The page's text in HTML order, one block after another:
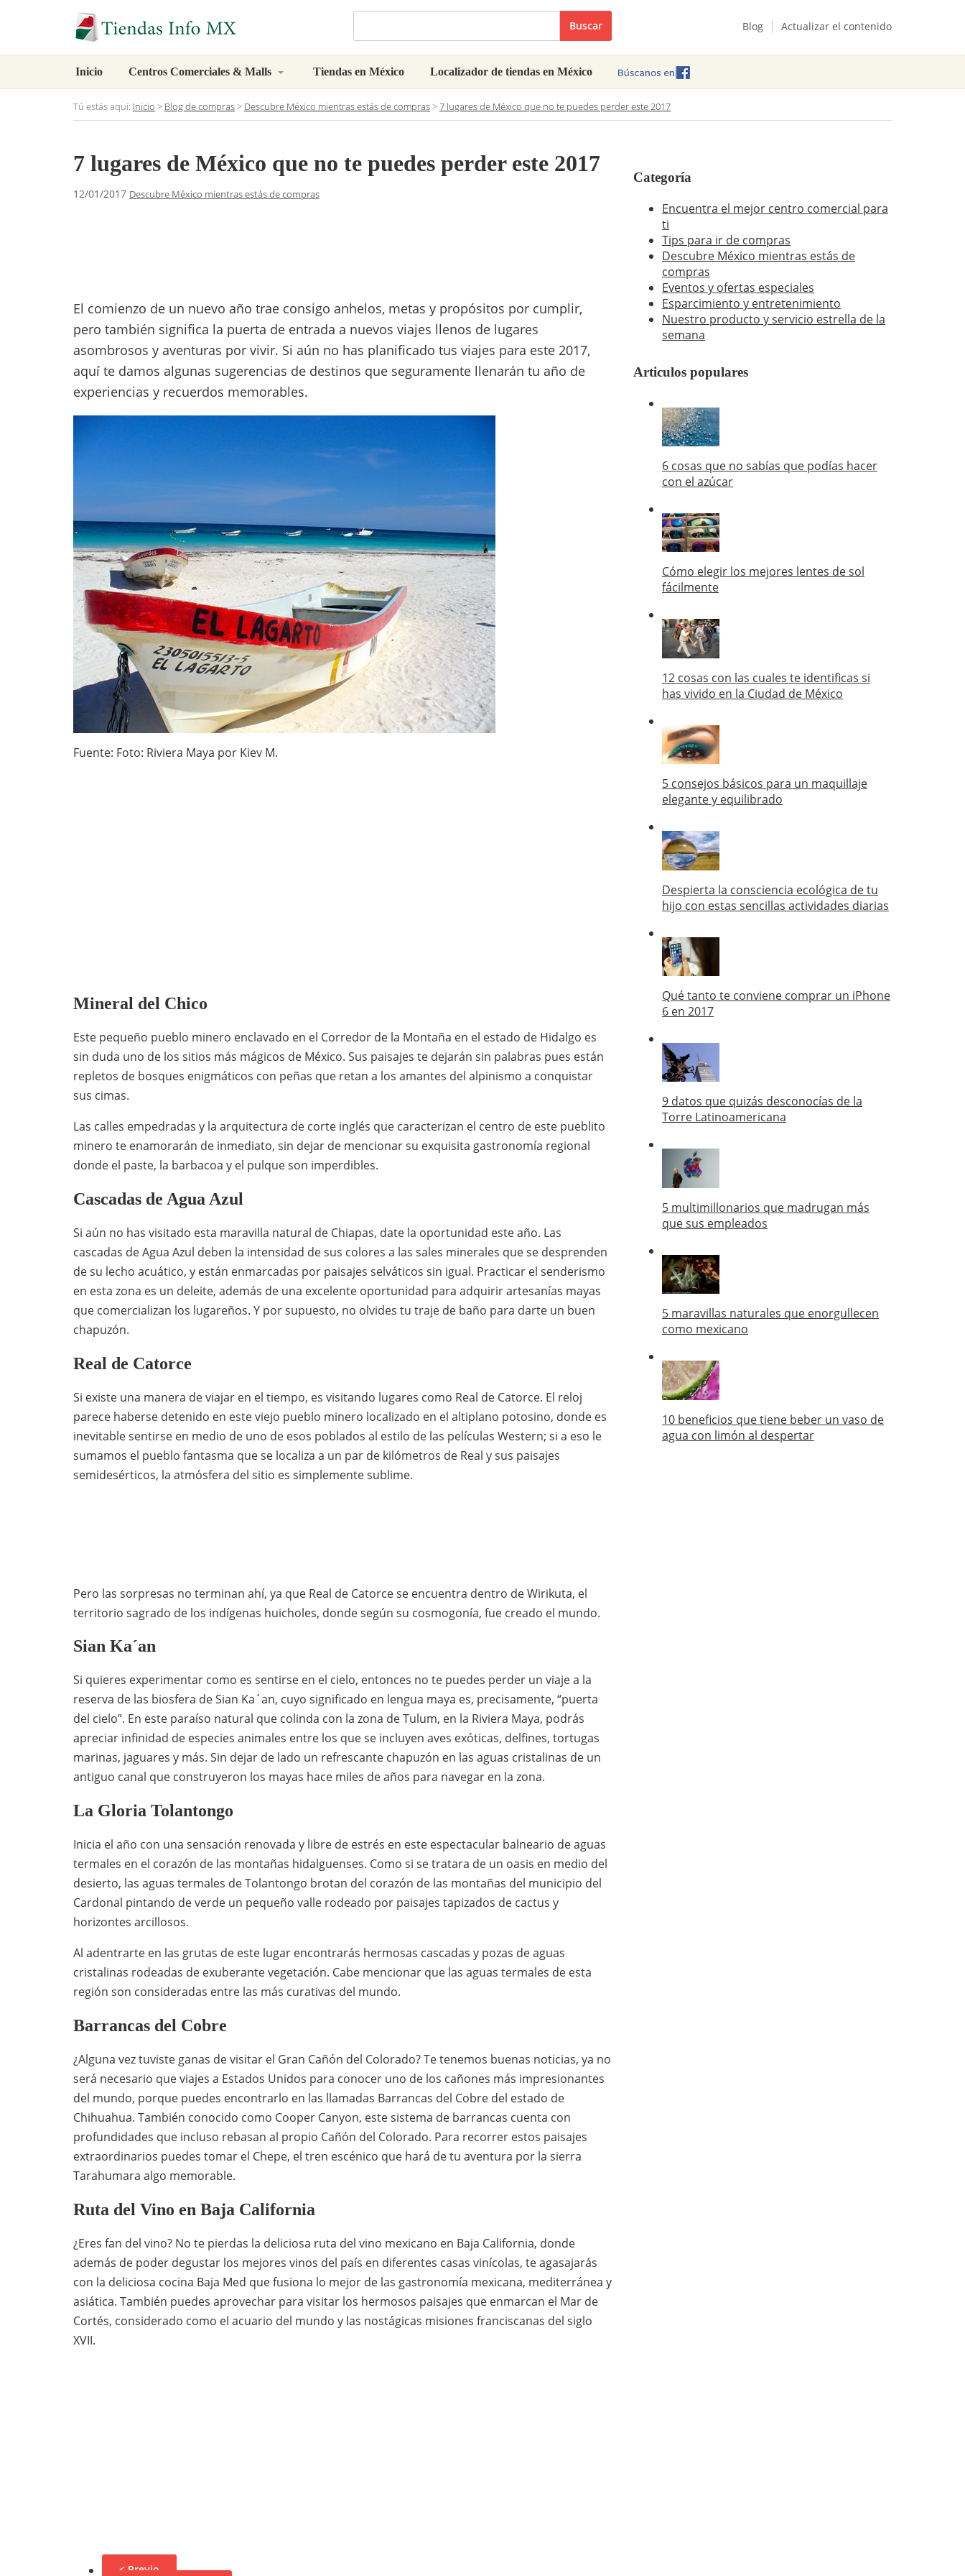
Buscar Blog Actualizar el contenido
Inicio Centros Comerciales & Malls Tiendas en México Localizador de tiendas en México
Tú estás aquí: Inicio > Blog de compras> Descubre México mientras estás de compras>7 lugares de México que no te puedes perder este 2017
7 lugares de México que no te puedes perder este 2017
12/01/2017 Descubre México mientras estás de compras
El comienzo de un nuevo año trae consigo anhelos, metas y propósitos por cumplir,
pero también significa la puerta de entrada a nuevos viajes llenos de lugares
asombrosos y aventuras por vivir. Si aún no has planificado tus viajes para este 2017,
aquí te damos algunas sugerencias de destinos que seguramente llenarán tu año de
experiencias y recuerdos memorables.
Fuente: Foto: Riviera Maya por Kiev M.
Mineral del Chico
Este pequeño pueblo minero enclavado en el Corredor de la Montaña en el estado de Hidalgo es
sin duda uno de los sitios más mágicos de México. Sus paisajes te dejarán sin palabras pues están
repletos de bosques enigmáticos con peñas que retan a los amantes del alpinismo a conquistar
sus cimas.
Las calles empedradas y la arquitectura de corte inglés que caracterizan el centro de este pueblito
minero te enamorarán de inmediato, sin dejar de mencionar su exquisita gastronomía regional
donde el paste, la barbacoa y el pulque son imperdibles.
Cascadas de Agua Azul
Si aún no has visitado esta maravilla natural de Chiapas, date la oportunidad este año. Las
cascadas de Agua Azul deben la intensidad de sus colores a las sales minerales que se desprenden
de su lecho acuático, y están enmarcadas por paisajes selváticos sin igual. Practicar el senderismo
en esta zona es un deleite, además de una excelente oportunidad para adquirir artesanías mayas
que comercializan los lugareños. Y por supuesto, no olvides tu traje de baño para darte un buen
chapuzón.
Real de Catorce
Si existe una manera de viajar en el tiempo, es visitando lugares como Real de Catorce. El reloj
parece haberse detenido en este viejo pueblo minero localizado en el altiplano potosino, donde es
inevitable sentirse en medio de uno de esos poblados al estilo de las películas Western; si a eso le
sumamos el pueblo fantasma que se localiza a un par de kilómetros de Real y sus paisajes
semidesérticos, la atmósfera del sitio es simplemente sublime.
Pero las sorpresas no terminan ahí, ya que Real de Catorce se encuentra dentro de Wirikuta, el
territorio sagrado de los indígenas huicholes, donde según su cosmogonía, fue creado el mundo.
Sian Ka´an
Si quieres experimentar como es sentirse en el cielo, entonces no te puedes perder un viaje a la
reserva de las biosfera de Sian Ka´an, cuyo significado en lengua maya es, precisamente, “puerta
del cielo”. En este paraíso natural que colinda con la zona de Tulum, en la Riviera Maya, podrás
apreciar infinidad de especies animales entre los que se incluyen aves exóticas, delfines, tortugas
marinas, jaguares y más. Sin dejar de lado un refrescante chapuzón en las aguas cristalinas de un
antiguo canal que construyeron los mayas hace miles de años para navegar en la zona.
La Gloria Tolantongo
Inicia el año con una sensación renovada y libre de estrés en este espectacular balneario de aguas
termales en el corazón de las montañas hidalguenses. Como si se tratara de un oasis en medio del
desierto, las aguas termales de Tolantongo brotan del corazón de las montañas del municipio del
Cardonal pintando de verde un pequeño valle rodeado por paisajes tapizados de cactus y
horizontes arcillosos.
Al adentrarte en las grutas de este lugar encontrarás hermosas cascadas y pozas de aguas
cristalinas rodeadas de exuberante vegetación. Cabe mencionar que las aguas termales de esta
región son consideradas entre las más curativas del mundo.
Barrancas del Cobre
¿Alguna vez tuviste ganas de visitar el Gran Cañón del Colorado? Te tenemos buenas noticias, ya no
será necesario que viajes a Estados Unidos para conocer uno de los cañones más impresionantes
del mundo, porque puedes encontrarlo en las llamadas Barrancas del Cobre del estado de
Chihuahua. También conocido como Cooper Canyon, este sistema de barrancas cuenta con
profundidades que incluso rebasan al propio Cañón del Colorado. Para recorrer estos paisajes
extraordinarios puedes tomar el Chepe, el tren escénico que hará de tu aventura por la sierra
Tarahumara algo memorable.
Ruta del Vino en Baja California
¿Eres fan del vino? No te pierdas la deliciosa ruta del vino mexicano en Baja California, donde
además de poder degustar los mejores vinos del país en diferentes casas vinícolas, te agasajarás
con la deliciosa cocina Baja Med que fusiona lo mejor de las gastronomía mexicana, mediterránea y
asiática. También puedes aprovechar para visitar los hermosos paisajes que enmarcan el Mar de
Cortés, considerado como el acuario del mundo y las nostágicas misiones franciscanas del siglo
XVII.
< Previo
Categoría
Encuentra el mejor centro comercial para
ti
Tips para ir de compras
Descubre México mientras estás de
compras
Eventos y ofertas especiales
Esparcimiento y entretenimiento
Nuestro producto y servicio estrella de la
semana
Articulos populares
6 cosas que no sabías que podías hacer
con el azúcar
Cómo elegir los mejores lentes de sol
fácilmente
12 cosas con las cuales te identificas si
has vivido en la Ciudad de México
5 consejos básicos para un maquillaje
elegante y equilibrado
Despierta la consciencia ecológica de tu
hijo con estas sencillas actividades diarias
Qué tanto te conviene comprar un iPhone
6 en 2017
9 datos que quizás desconocías de la
Torre Latinoamericana
5 multimillonarios que madrugan más
que sus empleados
5 maravillas naturales que enorgullecen
como mexicano
10 beneficios que tiene beber un vaso de
agua con limón al despertar